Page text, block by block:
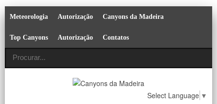
Meteorologia Autorização Canyons da Madeira
Top Canyons Autorização Contatos
Select Language ▼